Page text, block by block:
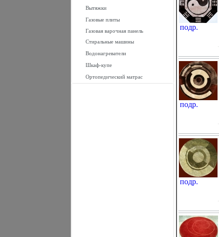
Вытяжки
Газовые плиты
Газовая варочная панель
Стиральные машины
Водонагреватели
Шкаф-купе
Ортопедический матрас
подр.
подр.
подр.